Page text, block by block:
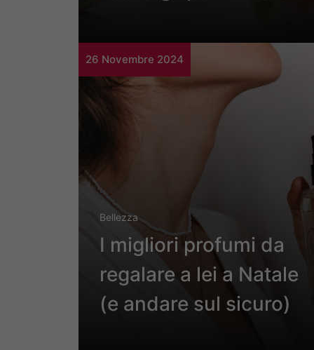
26 Novembre 2024
Bellezza
I migliori profumi da
regalare a lei a Natale
(e andare sul sicuro)